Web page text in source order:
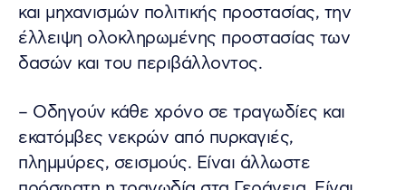
και μηχανισμών πολιτικής προστασίας, την
έλλειψη ολοκληρωμένης προστασίας των
δασών και του περιβάλλοντος.
– Οδηγούν κάθε χρόνο σε τραγωδίες και
εκατόμβες νεκρών από πυρκαγιές,
πλημμύρες, σεισμούς. Είναι άλλωστε